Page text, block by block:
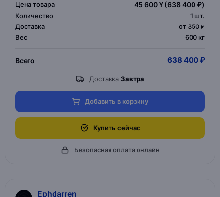
Цена товара 45 600 ¥ (638 400 ₽)
Количество 1 шт.
Доставка
от 350 ₽
Вес
600 кг
Всего 638 400 ₽
Доставка Завтра
Добавить в корзину
Купить сейчас
Безопасная оплата онлайн
Ephdarren